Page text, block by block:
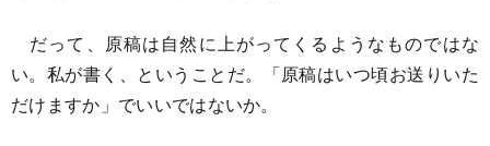
だって、原稿は自然に上がってくるようなものではな
い。私が書く、ということだ。「原稿はいつ頃お送りいた
だけますか」でいいではないか。